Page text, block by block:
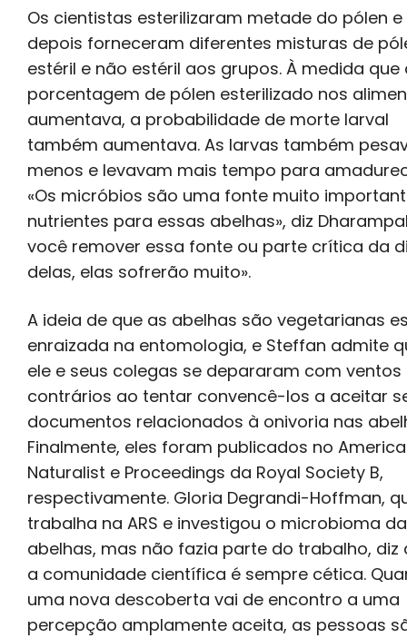
Os cientistas esterilizaram metade do pólen e
depois forneceram diferentes misturas de
estéril e não estéril aos grupos. À medida que
porcentagem de pólen esterilizado nos
aumentava, a probabilidade de morte larval
também aumentava. As larvas também
menos e levavam mais tempo para
«Os micróbios são uma fonte muito
nutrientes para essas abelhas», diz
você remover essa fonte ou parte crítica da
delas, elas sofrerão muito».
A ideia de que as abelhas são vegetarianas
enraizada na entomologia, e Steffan admite
ele e seus colegas se depararam com ventos
contrários ao tentar convencê-los a aceitar
documentos relacionados à onivoria nas
Finalmente, eles foram publicados no
Naturalist e Proceedings da Royal Society B,
respectivamente. Gloria Degrandi-Hoffman,
trabalha na ARS e investigou o microbioma
abelhas, mas não fazia parte do trabalho, diz
a comunidade científica é sempre cética.
uma nova descoberta vai de encontro a uma
percepção amplamente aceita, as pessoas